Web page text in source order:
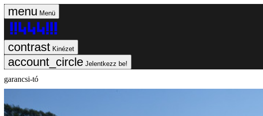
Menü
Kinézet
Jelentkezz be!
garancsi-tó